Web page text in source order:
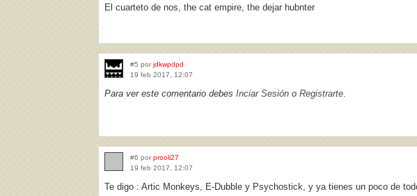
El cuarteto de nos, the cat empire, the dejar hubnter
#5 por jdkwpdpd
19 feb 2017, 12:07
Para ver este comentario debes Inciar Sesión o Registrarte.
#6 por prooli27
19 feb 2017, 12:07
Te digo : Artic Monkeys, E-Dubble y Psychostick, y ya tienes un poco de